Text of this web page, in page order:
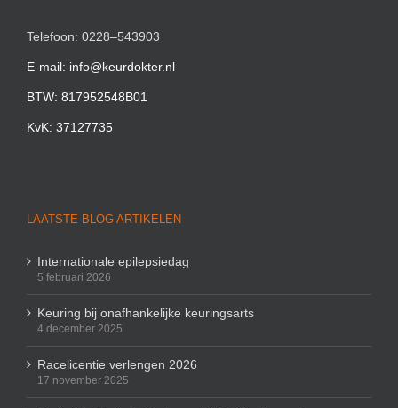
Telefoon: 0228–543903
E-mail: info@keurdokter.nl
BTW: 817952548B01
KvK: 37127735
LAATSTE BLOG ARTIKELEN
Internationale epilepsiedag
5 februari 2026
Keuring bij onafhankelijke keuringsarts
4 december 2025
Racelicentie verlengen 2026
17 november 2025